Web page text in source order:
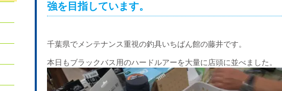
強を目指しています。
千葉県でメンテナンス重視の釣具いちばん館の藤井です。
本日もブラックバス用のハードルアーを大量に店頭に並べました。